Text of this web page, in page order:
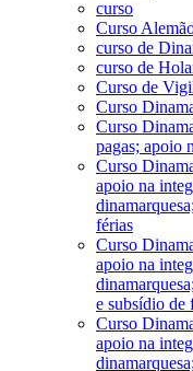
curso
Curso
curso de
curso de
Curso de
Curso
Curso
pagas; apoio
Curso
apoio na
férias
Curso
apoio na
e subsídio de
Curso
apoio na